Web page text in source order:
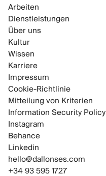
Arbeiten
Dienstleistungen
Über uns
Kultur
Wissen
Karriere
Impressum
Cookie-Richtlinie
Mitteilung von Kriterien
Information Security Policy
Instagram
Behance
Linkedin
hello@dallonses.com
+34 93 595 1727